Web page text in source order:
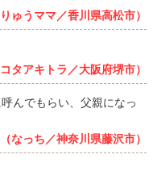
りゅうママ／香川県高松市）
コタアキトラ／大阪府堺市）
んでもらい、父親になっ
（なっち／神奈川県藤沢市）